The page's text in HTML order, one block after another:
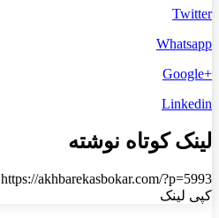
Twitter
Whatsapp
+Google
Linkedin
لینک کوتاه نوشته
https://akhbarekasbokar.com/?p=5993
کپی لینک